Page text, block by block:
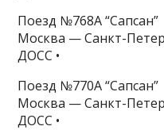
Поезд №768А “Сапсан”
Москва — Санкт-
ДОСС •
Поезд №770А “Сапсан”
Москва — Санкт-
ДОСС •